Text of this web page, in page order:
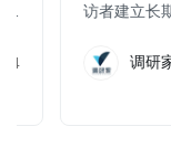
访者建立长
也有助于减
调研